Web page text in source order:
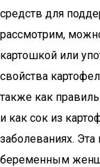
средств для
рассмотрим,
картошкой или
свойства
также как
и как сок из
заболеваниях.
беременным